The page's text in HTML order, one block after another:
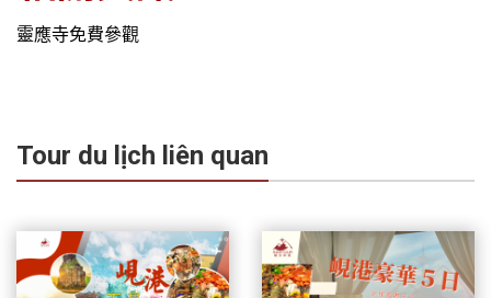
靈應寺免費參觀
Tour du lịch liên quan